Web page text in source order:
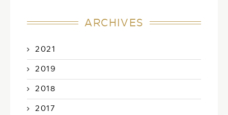
ARCHIVES
2021
2019
2018
2017